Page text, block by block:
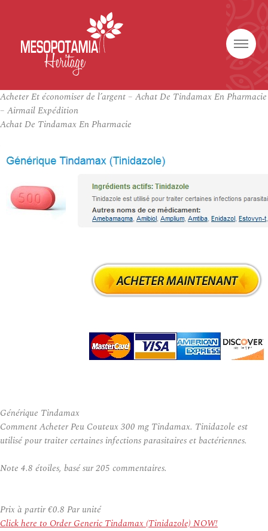
Acheter Et économiser de l’argent – Achat De Tindamax En Pharmacie
– Airmail Expédition
Achat De Tindamax En Pharmacie
Générique Tindamax
Comment Acheter Peu Couteux 300 mg Tindamax. Tinidazole est
utilisé pour traiter certaines infections parasitaires et bactériennes.
Note 4.8 étoiles, basé sur205 commentaires.
Prix à partir€0.8 Par unité
Click here to Order Generic Tindamax (Tinidazole) NOW!